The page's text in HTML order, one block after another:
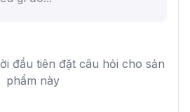
đầu tiên đặt câu hỏi cho sản
phẩm này